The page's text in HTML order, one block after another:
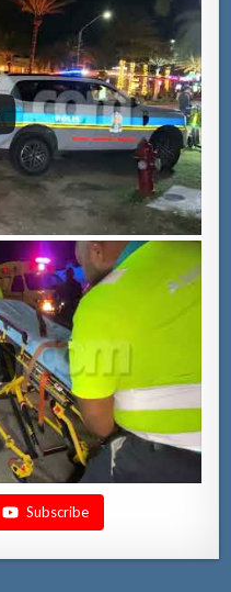
Subscribe